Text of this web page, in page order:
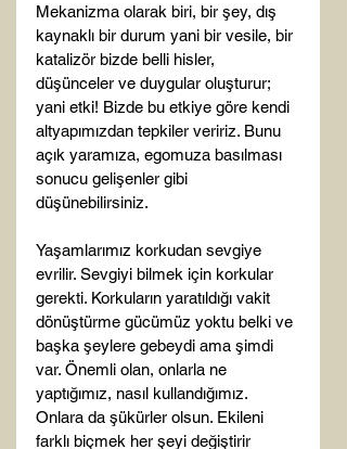
Mekanizma olarak biri, bir şey, dış
kaynaklı bir durum yani bir vesile, bir
katalizör bizde belli hisler,
düşünceler ve duygular oluşturur;
yani etki! Bizde bu etkiye göre kendi
altyapımızdan tepkiler veririz. Bunu
açık yaramıza, egomuza basılması
sonucu gelişenler gibi
düşünebilirsiniz.
Yaşamlarımız korkudan sevgiye
evrilir. Sevgiyi bilmek için korkular
gerekti. Korkuların yaratıldığı vakit
dönüştürme gücümüz yoktu belki ve
başka şeylere gebeydi ama şimdi
var. Önemli olan, onlarla ne
yaptığımız, nasıl kullandığımız.
Onlara da şükürler olsun. Ekileni
farklı biçmek her şeyi değiştirir